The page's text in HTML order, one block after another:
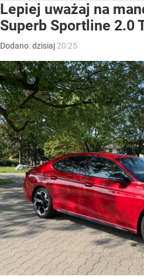
Lepiej uważaj na
Superb Sportline 2.0
Dodano:dzisiaj 20:25